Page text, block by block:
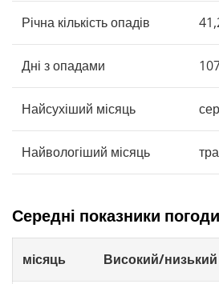
Річна кількість опадів
Дні з опадами
Найсухіший місяць
Найвологіший місяць
Середні показники
місяць Високий/низький